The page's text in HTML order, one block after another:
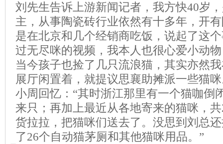
刘先生告诉上游新闻记者，我方快40岁
主，从事陶瓷砖行业依然有十多年，开
是在北京和几个经销商吃饭，说起了这
过无尽咪的视频，我本人也很心爱小动
当今孩子也捡了几只流浪猫，其实亦然
展厅闲置着，就提议思襄助摊派一些猫咪
小周回忆：“其时浙江那里有一个猫咖倒
来只；再加上最近从各地寄来的猫咪，
货拉拉，把猫咪们送去了。没思到刘总
了26个自动猫茅厕和其他猫咪用品。”